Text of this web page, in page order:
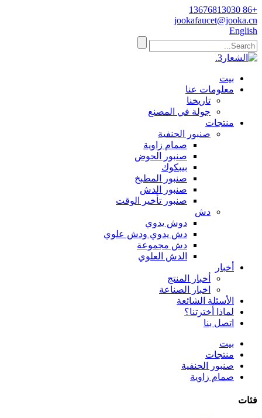
+86 13676813030
jookafaucet@jooka.cn
English
بيت
معلومات عنا
تاريخنا
جولة في المصنع
منتجات
صنبور الحنفية
صمام زاوية
صنبور الحوض
بيبكوك
صنبور المطبخ
صنبور الدش
صنبور تأخير الوقت
دش
دوش يدوي
دش يدوي ودش علوي
دش مجموعة
الدش العلوي
أخبار
أخبار المنتج
اخبار الصناعة
الأسئلة الشائعة
لماذا أخترتنا؟
اتصل بنا
بيت
منتجات
صنبور الحنفية
صمام زاوية
فئات